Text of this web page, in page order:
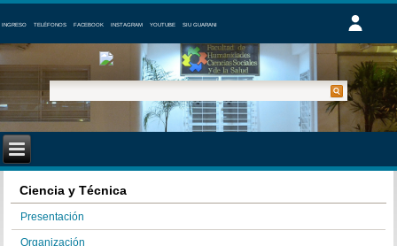
INGRESO TELÉFONOS FACEBOOK INSTAGRAM YOUTUBE SIU GUARANI
Ciencia y Técnica
Presentación
Organización